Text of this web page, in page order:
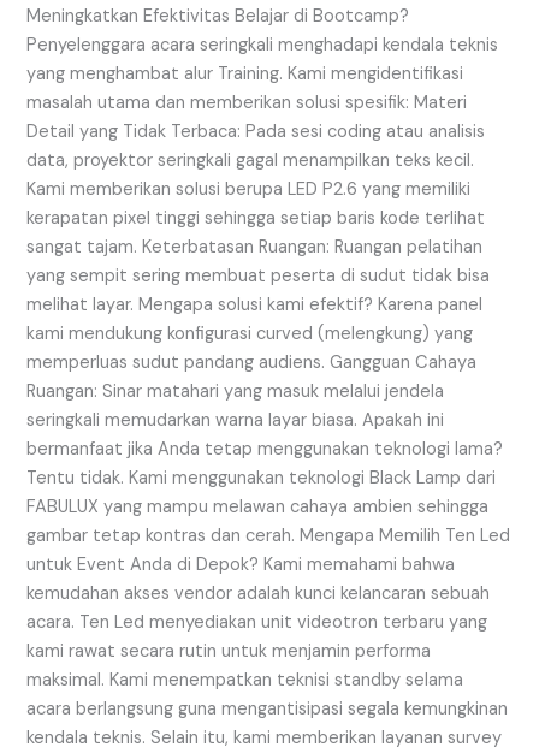
Meningkatkan Efektivitas Belajar di Bootcamp?
Penyelenggara acara seringkali menghadapi kendala teknis
yang menghambat alur Training. Kami mengidentifikasi
masalah utama dan memberikan solusi spesifik: Materi
Detail yang Tidak Terbaca: Pada sesi coding atau analisis
data, proyektor seringkali gagal menampilkan teks kecil.
Kami memberikan solusi berupa LED P2.6 yang memiliki
kerapatan pixel tinggi sehingga setiap baris kode terlihat
sangat tajam. Keterbatasan Ruangan: Ruangan pelatihan
yang sempit sering membuat peserta di sudut tidak bisa
melihat layar. Mengapa solusi kami efektif? Karena panel
kami mendukung konfigurasi curved (melengkung) yang
memperluas sudut pandang audiens. Gangguan Cahaya
Ruangan: Sinar matahari yang masuk melalui jendela
seringkali memudarkan warna layar biasa. Apakah ini
bermanfaat jika Anda tetap menggunakan teknologi lama?
Tentu tidak. Kami menggunakan teknologi Black Lamp dari
FABULUX yang mampu melawan cahaya ambien sehingga
gambar tetap kontras dan cerah. Mengapa Memilih Ten Led
untuk Event Anda di Depok? Kami memahami bahwa
kemudahan akses vendor adalah kunci kelancaran sebuah
acara. Ten Led menyediakan unit videotron terbaru yang
kami rawat secara rutin untuk menjamin performa
maksimal. Kami menempatkan teknisi standby selama
acara berlangsung guna mengantisipasi segala kemungkinan
kendala teknis. Selain itu, kami memberikan layanan survey